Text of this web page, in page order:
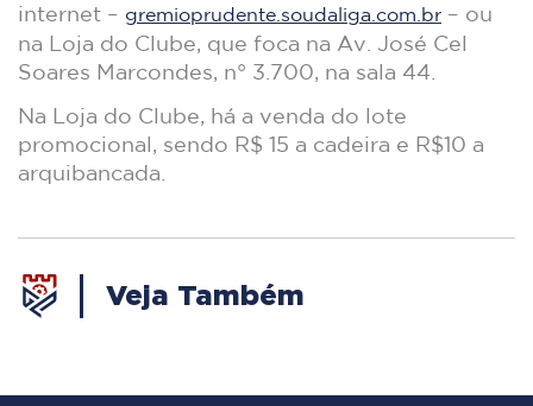
internet – gremioprudente.soudaliga.com.br – ou
na Loja do Clube, que foca na Av. José Cel
Soares Marcondes, n° 3.700, na sala 44.
Na Loja do Clube, há a venda do lote
promocional, sendo R$ 15 a cadeira e R$10 a
arquibancada.
Veja Também